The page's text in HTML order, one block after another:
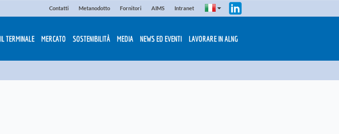
Contatti Metanodotto Fornitori AIMS Intranet
IL TERMINALE MERCATO SOSTENIBILITÀ MEDIA NEWS ED EVENTI LAVORARE IN ALNG